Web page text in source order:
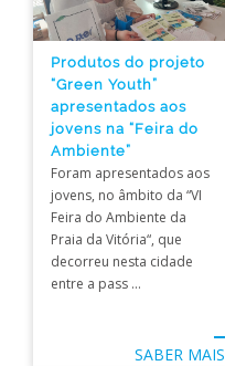
Produtos do projeto
“Green Youth”
apresentados aos
jovens na “Feira do
Ambiente”
Foram apresentados aos
jovens, no âmbito da “VI
Feira do Ambiente da
Praia da Vitória“, que
decorreu nesta cidade
entre a pass ...
SABER MAIS